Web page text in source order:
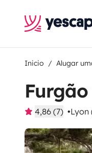
Inicio Alugar
4,86 (7) Lyon